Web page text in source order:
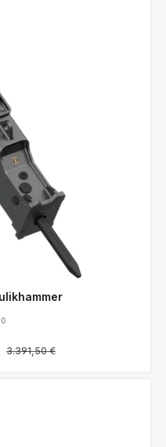
Regulärer Preis:
3.391,50 €